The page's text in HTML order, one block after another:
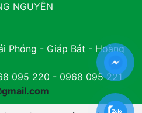
NGUYỄN
Phóng - Giáp Bát - Hoàng
095 220 - 0968 095 221